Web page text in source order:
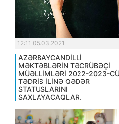
12:11 05.03.2021
AZƏRBAYCANDİLLİ
MƏKTƏBLƏRİN TƏCRÜBƏÇİ
MÜƏLLİMLƏRİ 2022-2023-CÜ
TƏDRİS İLİNƏ QƏDƏR
STATUSLARINI
SAXLAYACAQLAR.